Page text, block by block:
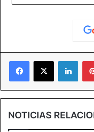
NOTICIAS